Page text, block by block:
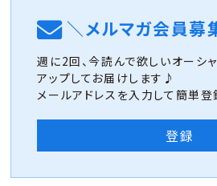
＼メルマガ会員募
週に2回、今読んで欲しいオーシ
アップしてお届けします♪
メールアドレスを入力して簡単
登録